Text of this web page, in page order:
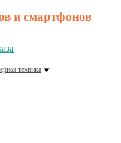
и смартфонов
техника